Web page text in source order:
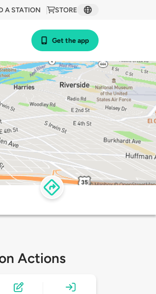
STORE
A STATION
Get the app
Actions